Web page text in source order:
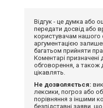
Відгук - це думка або
передати досвід або
користувачам
аргументацією
багатьом прийняти
Коментарі призначені
обговорення, а також
цікавлять.
Не дозволяється:
лексики, погроз або
порівняння з іншими
безпідставні заяви,